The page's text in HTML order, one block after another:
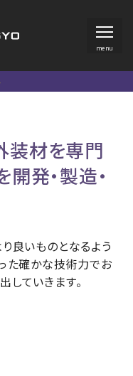
menu
装材を専門
発・製造・
良いものとなるよう
た確かな技術力でお
ていきます。